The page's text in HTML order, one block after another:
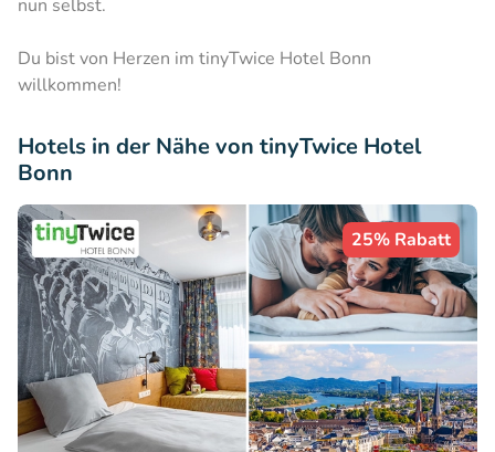
nun selbst.
Du bist von Herzen im tinyTwice Hotel Bonn
willkommen!
Hotels in der Nähe von tinyTwice Hotel
Bonn
25% Rabatt